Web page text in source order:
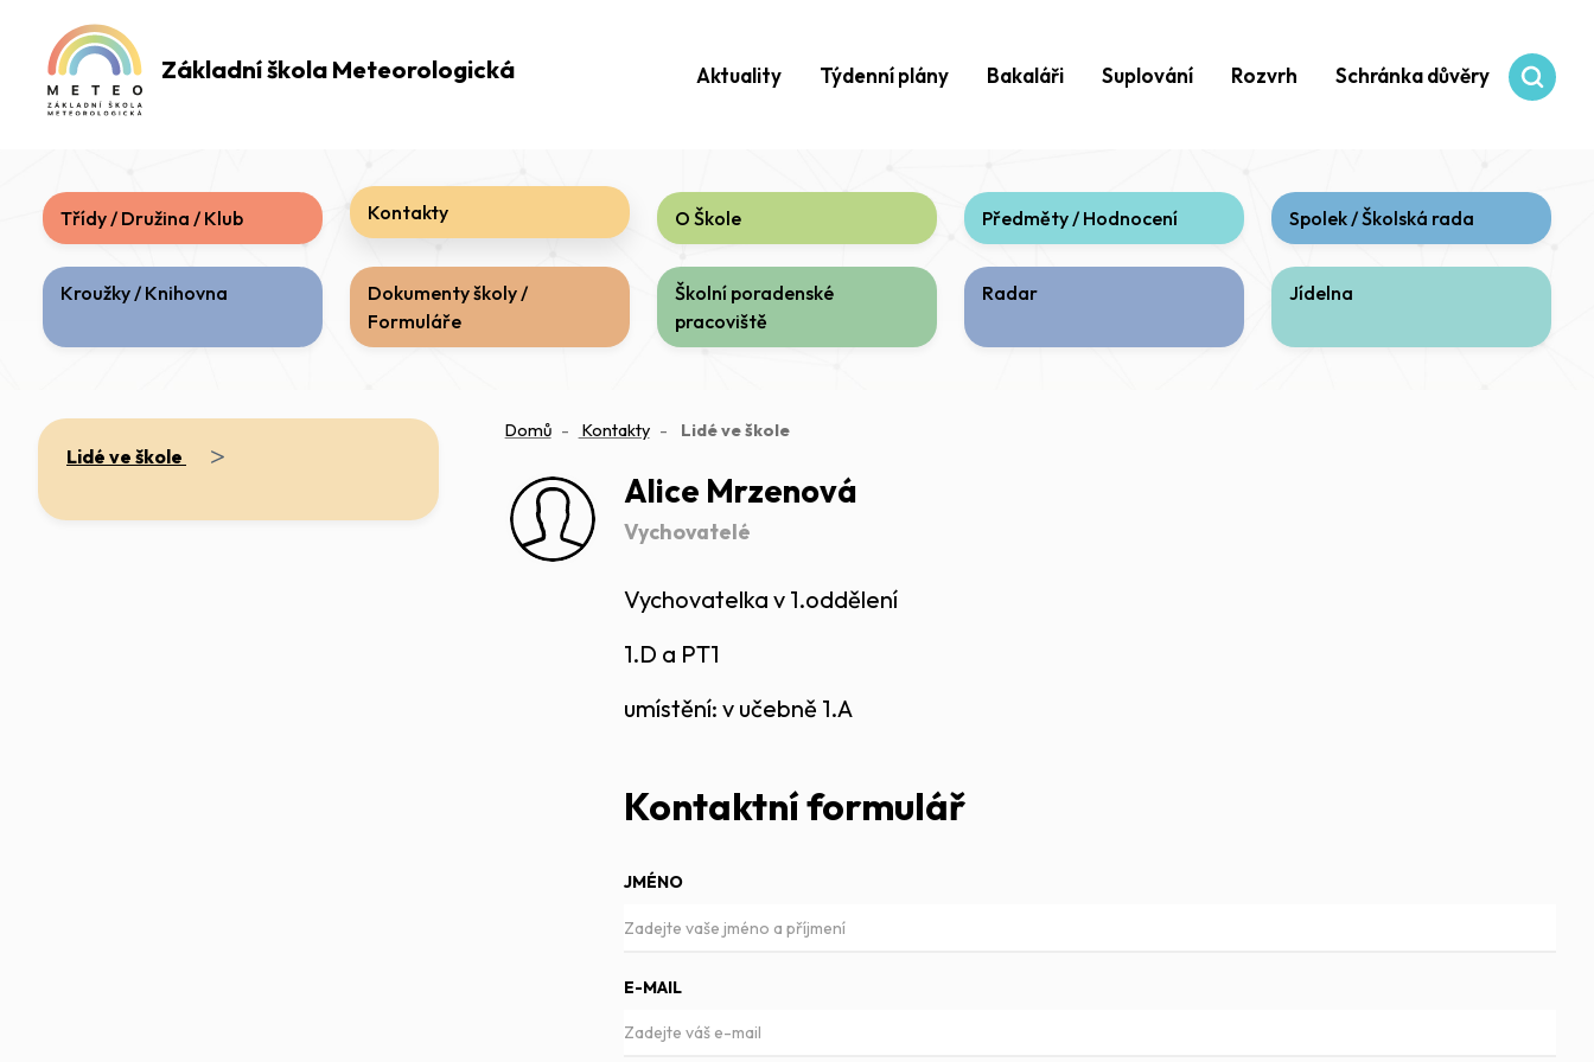
Základní škola Meteorologická Aktuality Týdenní plány Bakaláři Suplování Rozvrh Schránka důvěry
Třídy / Družina / Klub Kontakty O Škole Předměty / Hodnocení Spolek / Školská rada
Kroužky / Knihovna
Dokumenty školy /
Formuláře
Školní poradenské
pracoviště
Radar Jídelna
Lidé ve škole >
Domů Kontakty Lidé ve škole(aktuální)
Alice Mrzenová
Vychovatelé
Vychovatelka v 1.oddělení
1.D a PT1
umístění: v učebně 1.A
Kontaktní formulář
JMÉNO
E-MAIL